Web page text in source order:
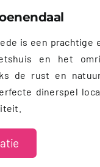
is een
en het
de rust en
dinerspel